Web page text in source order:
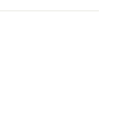
twittern